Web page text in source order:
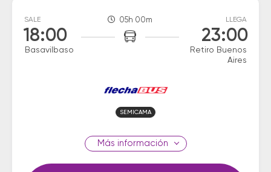
SALE
18:00
Basavilbaso
05h 00m LLEGA
23:00
Retiro Buenos
Aires
SEMICAMA
información